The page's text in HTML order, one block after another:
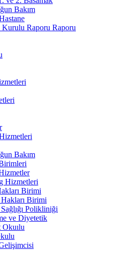
Bakım
Kurulu Raporu Raporu
Bakım
Hizmetleri
Birimi
Hakları Birimi
Sağlığı Polikliniği
ve Diyetetik